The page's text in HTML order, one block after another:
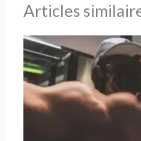
Articles